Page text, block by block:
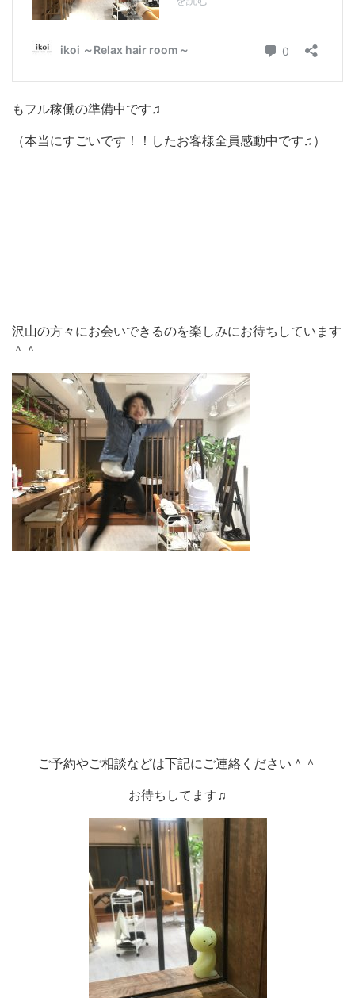
もフル稼働の準備中です♫
（本当にすごいです！！したお客様全員感動中です♫）
沢山の方々にお会いできるのを楽しみにお待ちしています
＾＾
ご予約やご相談などは下記にご連絡ください＾＾
お待ちしてます♫